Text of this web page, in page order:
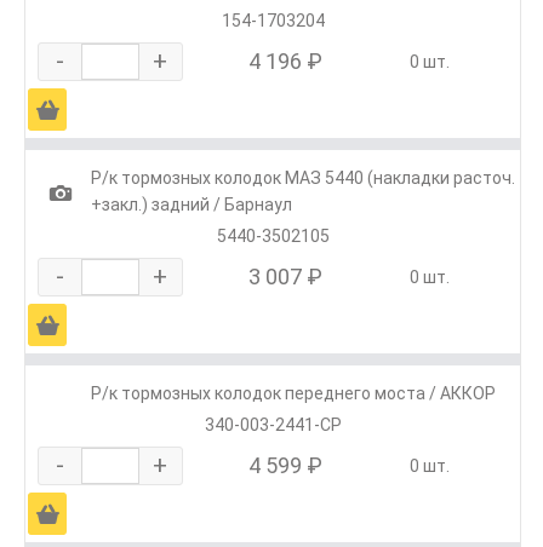
154-1703204
- + 4 196 ₽ 0 шт.
Ä
1
Р/к тормозных колодок МАЗ 5440 (накладки расточ.
+закл.) задний / Барнаул
5440-3502105
- + 3 007 ₽ 0 шт.
Ä
Р/к тормозных колодок переднего моста / АККОР
340-003-2441-СР
- + 4 599 ₽ 0 шт.
Ä